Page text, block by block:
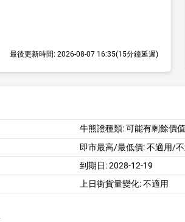
最後更新時間: 2026-08-07 16:35(15分鐘延遲)
牛熊證種類: 可能有剩餘價
即市最高/最低價:不適用/
到期日:2028-12-19
上日街貨量變化: 不適用